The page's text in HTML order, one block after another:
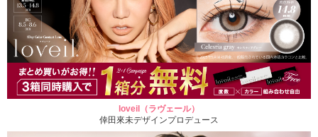
loveil（ラヴェール）
倖田來未デザインプロデュース